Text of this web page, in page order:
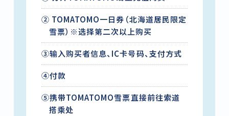
② TOMATOMO一日券（北海道居民限定
雪票）※选择第二次以上购买
③输入购买者信息、IC卡号码、支付方式
④付款
⑤携带TOMATOMO雪票直接前往索道
搭乘处